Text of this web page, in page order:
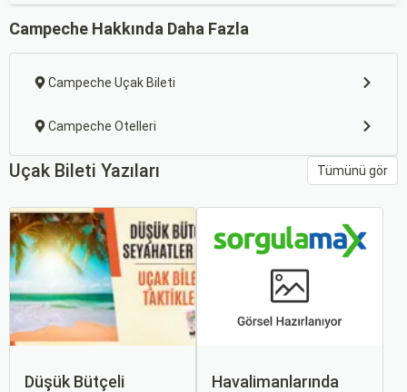
Campeche Hakkında Daha Fazla
Campeche Uçak Bileti
Campeche Otelleri
Uçak Bileti Yazıları Tümünü gör
Düşük Bütçeli
Havalimanlarında